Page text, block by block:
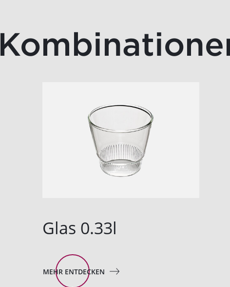
Glas 0.33l
MEHR ENTDECKEN